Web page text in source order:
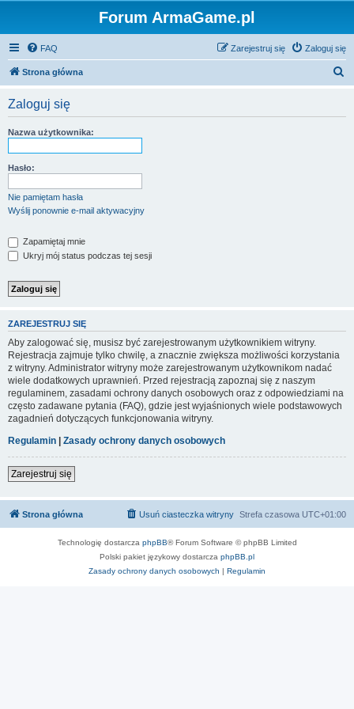
Forum ArmaGame.pl
FAQ Zaloguj się
Zarejestruj się
Strona główna
Zaloguj się
Nazwa użytkownika:
Hasło:
Nie pamiętam hasła
Wyślij ponownie e-mail aktywacyjny
Zapamiętaj mnie
Ukryj mój status podczas tej sesji
ZAREJESTRUJ SIĘ
Aby zalogować się, musisz być zarejestrowanym użytkownikiem witryny.
Rejestracja zajmuje tylko chwilę, a znacznie zwiększa możliwości korzystania
z witryny. Administrator witryny może zarejestrowanym użytkownikom nadać
wiele dodatkowych uprawnień. Przed rejestracją zapoznaj się z naszym
regulaminem, zasadami ochrony danych osobowych oraz z odpowiedziami na
często zadawane pytania (FAQ), gdzie jest wyjaśnionych wiele podstawowych
zagadnień dotyczących funkcjonowania witryny.
Regulamin | Zasady ochrony danych osobowych
Zarejestruj się
Strona główna Strefa czasowa UTC+01:00
Usuń ciasteczka witryny
Technologię dostarcza phpBB® Forum Software © phpBB Limited
Polski pakiet językowy dostarcza phpBB.pl
Zasady ochrony danych osobowych | Regulamin